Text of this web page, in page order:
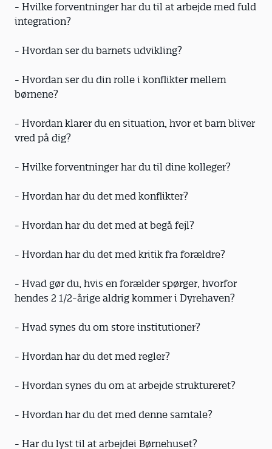
- Hvilke forventninger har du til at arbejde med fuld
integration?
- Hvordan ser du barnets udvikling?
- Hvordan ser du din rolle i konflikter mellem
børnene?
- Hvordan klarer du en situation, hvor et barn bliver
vred på dig?
- Hvilke forventninger har du til dine kolleger?
- Hvordan har du det med konflikter?
- Hvordan har du det med at begå fejl?
- Hvordan har du det med kritik fra forældre?
- Hvad gør du, hvis en forælder spørger, hvorfor
hendes 2 1/2-årige aldrig kommer i Dyrehaven?
- Hvad synes du om store institutioner?
- Hvordan har du det med regler?
- Hvordan synes du om at arbejde struktureret?
- Hvordan har du det med denne samtale?
- Har du lyst til at arbejdei Børnehuset?